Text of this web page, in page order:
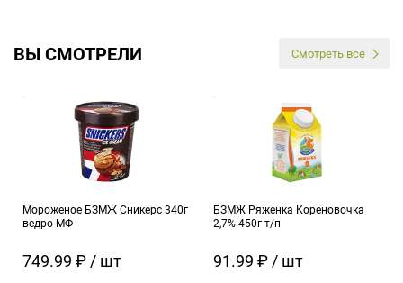
ВЫ СМОТРЕЛИ Смотреть все
Мороженое БЗМЖ Сникерс 340г
ведро МФ
749.99 ₽ / шт
БЗМЖ Ряженка Кореновочка
2,7% 450г т/п
91.99 ₽ / шт